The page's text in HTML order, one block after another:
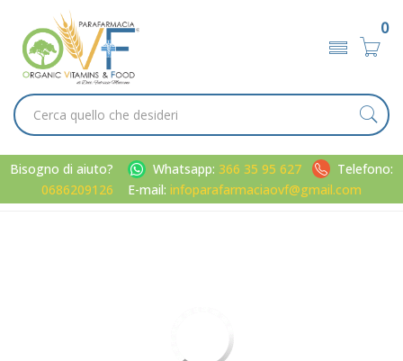
0
Bisogno di aiuto? Whatsapp: 366 35 95 627
Telefono:
0686209126
E-mail: infoparafarmaciaovf@gmail.com